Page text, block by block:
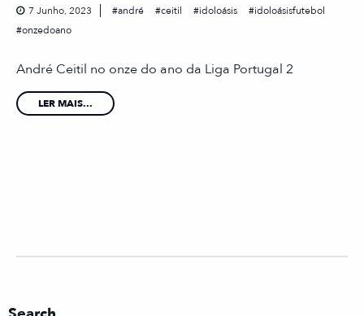
7 Junho, 2023 andré ceitil idoloásis
idoloásisfutebol
onzedoano
André Ceitil no onze do ano da Liga Portugal 2
LER MAIS...